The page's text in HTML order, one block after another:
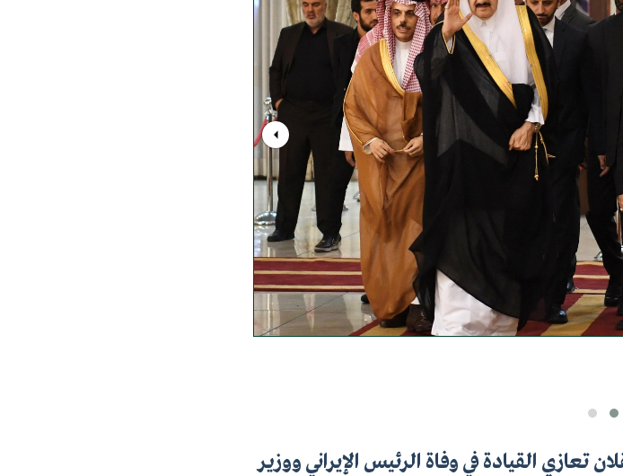
تعازي القيادة في وفاة الرئيس الإيراني ووزير